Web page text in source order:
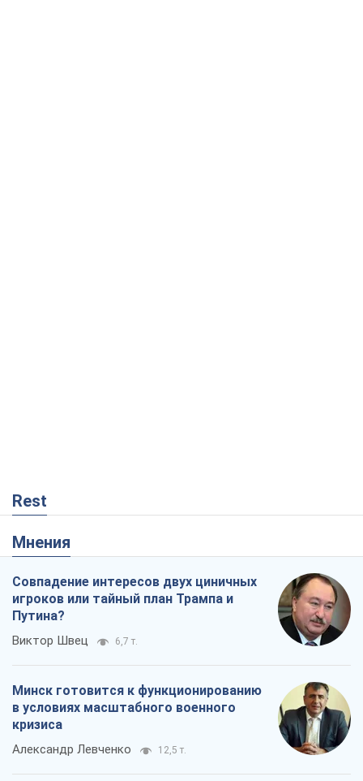
Rest
Мнения
Совпадение интересов двух циничных
игроков или тайный план Трампа и
Путина?
Виктор Швец 6,7 т.
Минск готовится к функционированию
в условиях масштабного военного
кризиса
Александр Левченко 12,5 т.